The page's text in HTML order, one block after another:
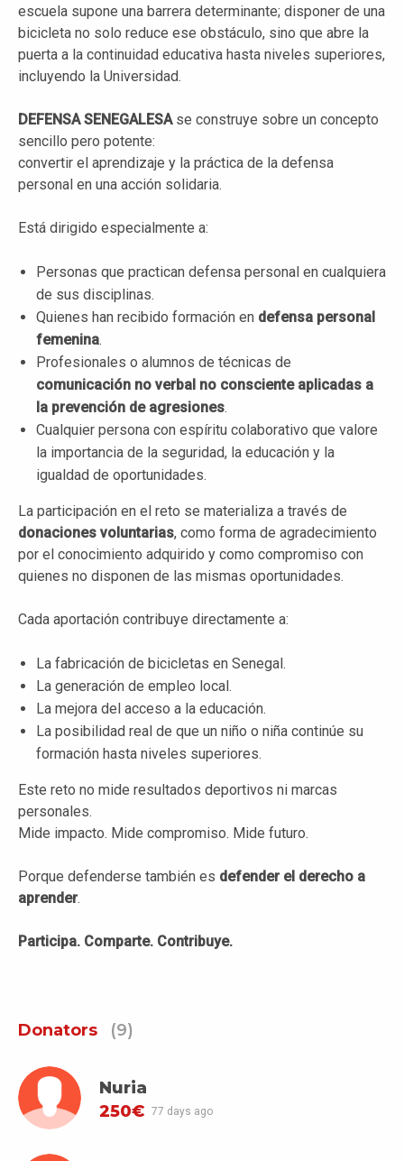
escuela supone una barrera determinante; disponer de una
bicicleta no solo reduce ese obstáculo, sino que abre la
puerta a la continuidad educativa hasta niveles superiores,
incluyendo la Universidad.
DEFENSA SENEGALESAse construye sobre un concepto
sencillo pero potente:
convertir el aprendizaje y la práctica de la defensa
personal en una acción solidaria.
Está dirigido especialmente a:
Personas que practican defensa personal en cualquiera
de sus disciplinas.
Quienes han recibido formación en defensa personal
femenina.
Profesionales o alumnos de técnicas de
comunicación no verbal no consciente aplicadas a
la prevención de agresiones.
Cualquier persona con espíritu colaborativo que valore
la importancia de la seguridad, la educación y la
igualdad de oportunidades.
La participación en el reto se materializa a través de
donaciones voluntarias, como forma de agradecimiento
por el conocimiento adquirido y como compromiso con
quienes no disponen de las mismas oportunidades.
Cada aportación contribuye directamente a:
La fabricación de bicicletas en Senegal.
La generación de empleo local.
La mejora del acceso a la educación.
La posibilidad real de que un niño o niña continúe su
formación hasta niveles superiores.
Este reto no mide resultados deportivos ni marcas
personales.
Mide impacto. Mide compromiso. Mide futuro.
Porque defenderse también es defender el derecho a
aprender.
Participa. Comparte. Contribuye.
Donators (9)
Nuria
250€ 77 days ago